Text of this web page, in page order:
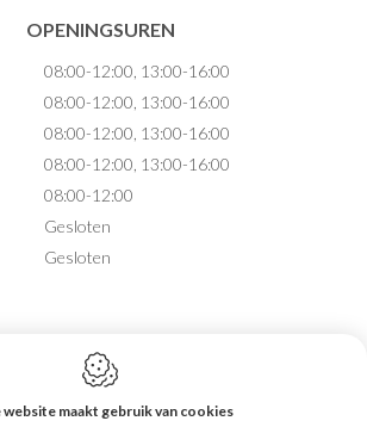
OPENINGSUREN
08:00-12:00, 13:00-16:00
08:00-12:00, 13:00-16:00
08:00-12:00, 13:00-16:00
08:00-12:00, 13:00-16:00
08:00-12:00
Gesloten
Gesloten
by IDcreation 2026
website maakt gebruik van cookies